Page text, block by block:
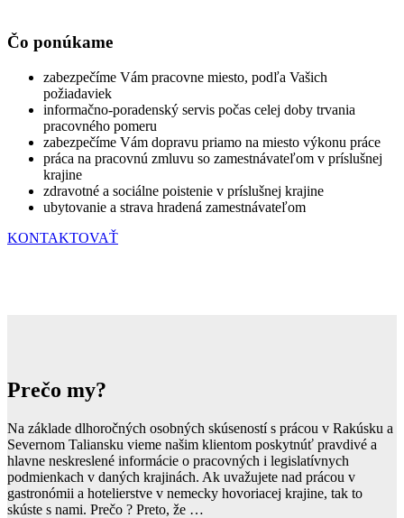
Čo ponúkame
zabezpečíme Vám pracovne miesto, podľa Vašich
požiadaviek
informačno-poradenský servis počas celej doby trvania
pracovného pomeru
zabezpečíme Vám dopravu priamo na miesto výkonu práce
práca na pracovnú zmluvu so zamestnávateľom v príslušnej
krajine
zdravotné a sociálne poistenie v príslušnej krajine
ubytovanie a strava hradená zamestnávateľom
KONTAKTOVAŤ
Prečo my?
Na základe dlhoročných osobných skúseností s prácou v Rakúsku a
Severnom Taliansku vieme našim klientom poskytnúť pravdivé a
hlavne neskreslené informácie o pracovných i legislatívnych
podmienkach v daných krajinách. Ak uvažujete nad prácou v
gastronómii a hotelierstve v nemecky hovoriacej krajine, tak to
skúste s nami. Prečo ? Preto, že …